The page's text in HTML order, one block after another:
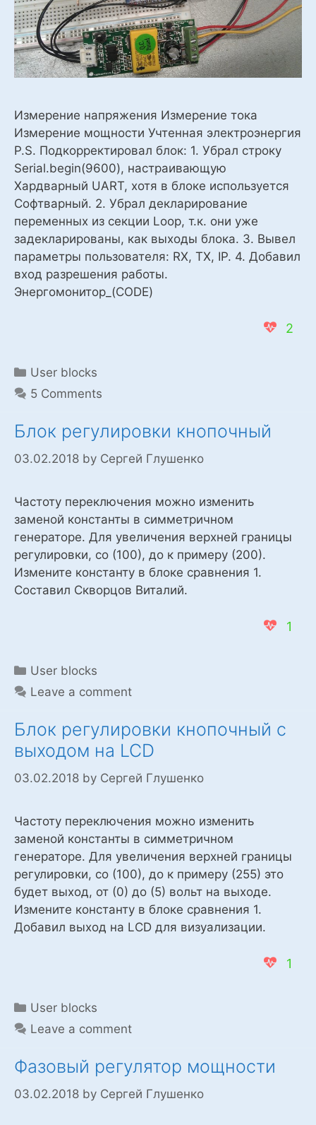
Измерение напряжения Измерение тока
Измерение мощности Учтенная электроэнергия
P.S. Подкорректировал блок: 1. Убрал строку
Serial.begin(9600), настраивающую
Хардварный UART, хотя в блоке используется
Софтварный. 2. Убрал декларирование
переменных из секции Loop, т.к. они уже
задекларированы, как выходы блока. 3. Вывел
параметры пользователя: RX, TX, IP. 4. Добавил
вход разрешения работы.
Энергомонитор_(CODE)
2
Categories
User blocks
5 Comments
Блок регулировки кнопочный
03.02.2018 by Сергей Глушенко
Частоту переключения можно изменить
заменой константы в симметричном
генераторе. Для увеличения верхней границы
регулировки, со (100), до к примеру (200).
Измените константу в блоке сравнения 1.
Составил Скворцов Виталий.
1
Categories
User blocks
Leave a comment
Блок регулировки кнопочный с
выходом на LCD
03.02.2018 by Сергей Глушенко
Частоту переключения можно изменить
заменой константы в симметричном
генераторе. Для увеличения верхней границы
регулировки, со (100), до к примеру (255) это
будет выход, от (0) до (5) вольт на выходе.
Измените константу в блоке сравнения 1.
Добавил выход на LCD для визуализации.
1
Categories
User blocks
Leave a comment
Фазовый регулятор мощности
03.02.2018 by Сергей Глушенко